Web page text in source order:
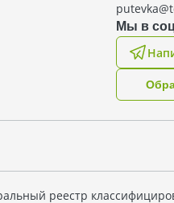
Мы в
реестр